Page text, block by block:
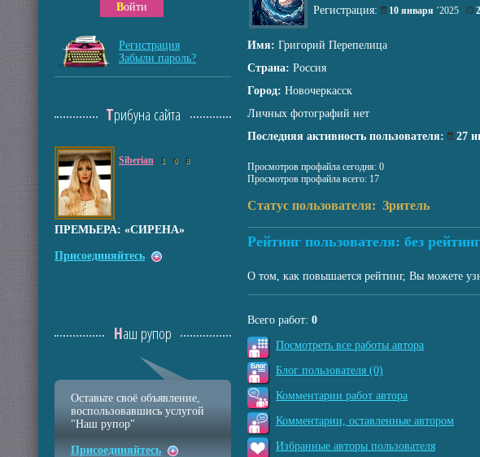
Регистрация: 10 января ’2025
Имя: Григорий Перепелица
Страна: Россия
Город: Новочеркасск
Личных фотографий нет
Последняя активность пользователя:
27
Просмотров профайла сегодня: 0
Просмотров профайла всего: 17
Статус пользователя: Зритель
Рейтинг пользователя: без
О том, как повышается рейтинг, Вы можете
Всего работ: 0
Посмотреть все работы автора
Блог пользователя (0)
Комментарии работ автора
Комментарии, оставленные автором
Избранные авторы пользователя
Войти
Регистрация
Забыли пароль?
Трибуна сайта
Siberian 1 6 8
ПРЕМЬЕРА: «СИРЕНА»
Присоединяйтесь
Наш рупор
Оставьте своё объявление,
воспользовавшись услугой
"Наш рупор"
Присоединяйтесь